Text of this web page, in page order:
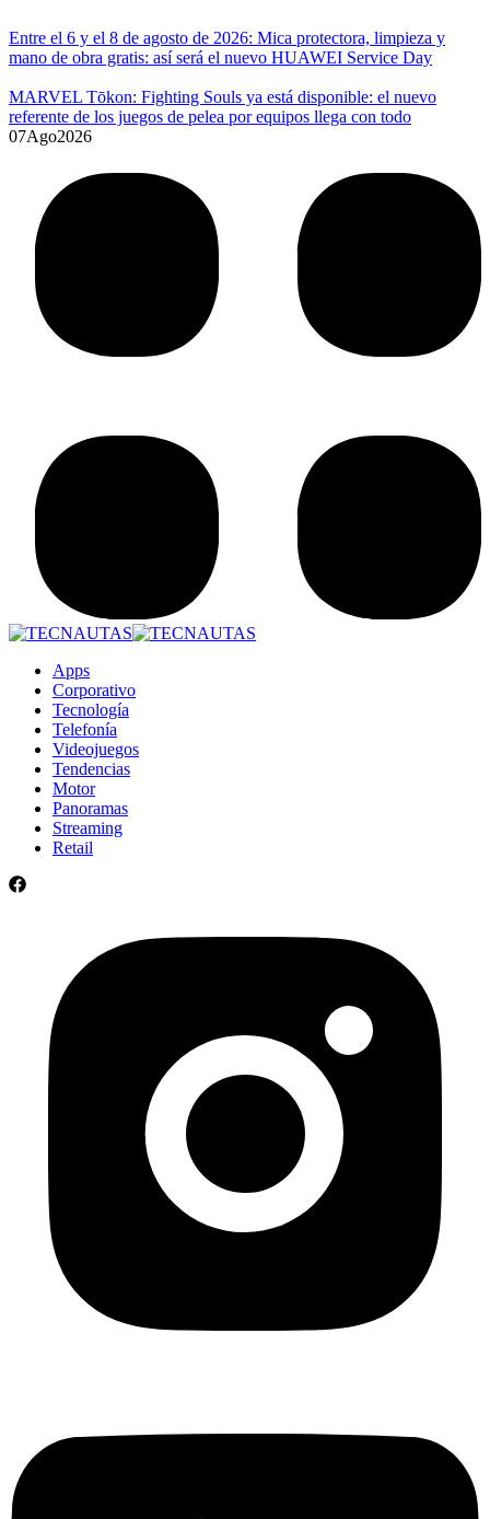
Entre el 6 y el 8 de agosto de 2026: Mica protectora, limpieza y
mano de obra gratis: así será el nuevo HUAWEI Service Day
MARVEL Tōkon: Fighting Souls ya está disponible: el nuevo
referente de los juegos de pelea por equipos llega con todo
07Ago2026
Apps
Corporativo
Tecnología
Telefonía
Videojuegos
Tendencias
Motor
Panoramas
Streaming
Retail